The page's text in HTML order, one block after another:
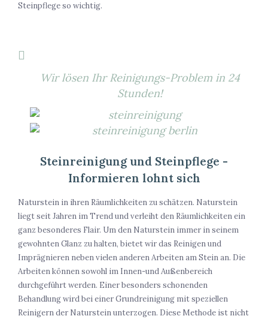
Steinpflege so wichtig.
Wir lösen Ihr Reinigungs-Problem in 24
Stunden!
Steinreinigung und Steinpflege -
Informieren lohnt sich
Naturstein in ihren Räumlichkeiten zu schätzen. Naturstein
liegt seit Jahren im Trend und verleiht den Räumlichkeiten ein
ganz besonderes Flair. Um den Naturstein immer in seinem
gewohnten Glanz zu halten, bietet wir das Reinigen und
Imprägnieren neben vielen anderen Arbeiten am Stein an. Die
Arbeiten können sowohl im Innen-und Außenbereich
durchgeführt werden. Einer besonders schonenden
Behandlung wird bei einer Grundreinigung mit speziellen
Reinigern der Naturstein unterzogen. Diese Methode ist nicht